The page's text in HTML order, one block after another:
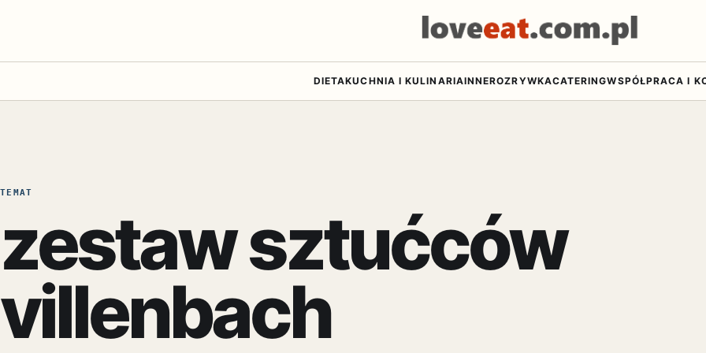
DIETAKUCHNIA I KULINARIAINNEROZRYWKACATERINGWSPÓŁPRACA I
TEMAT
zestaw sztućców
villenbach